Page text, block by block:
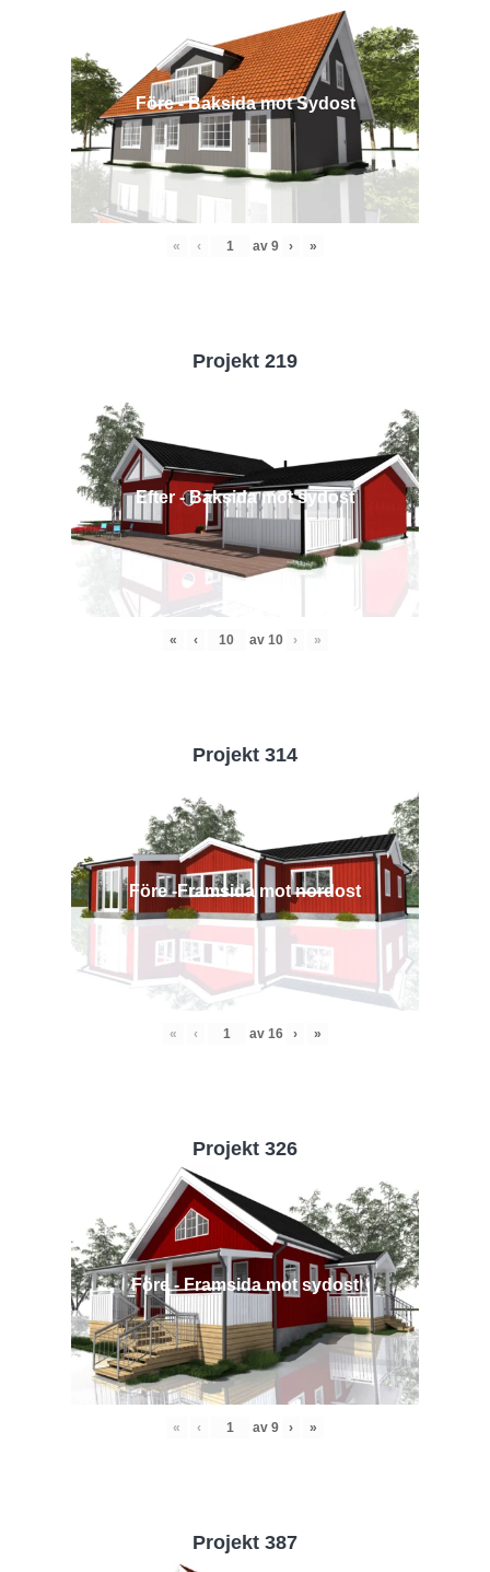
Före - Baksida mot Sydost
« ‹ av 9 › »
Projekt 219
Efter - Baksida mot sydost
« ‹ av 10 › »
Projekt 314
Före -Framsida mot nordost
« ‹ av 16 › »
Projekt 326
Före - Framsida mot sydost
« ‹ av 9 › »
Projekt 387